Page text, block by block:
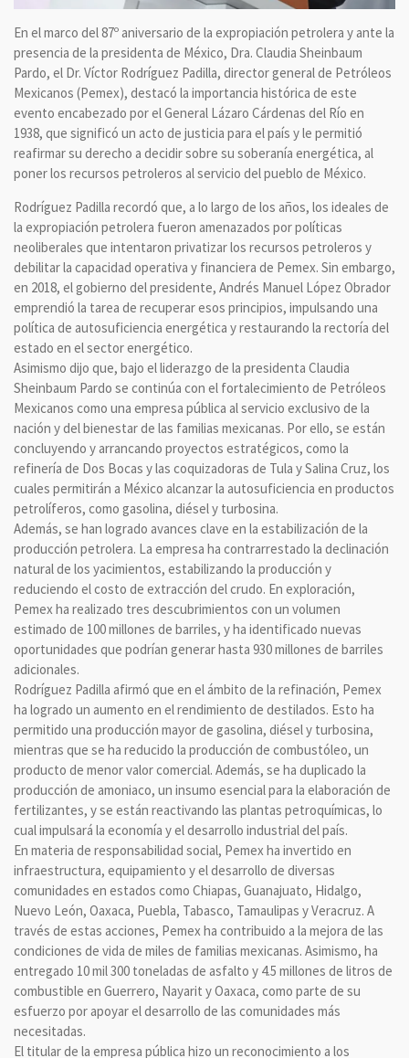
En el marco del 87º aniversario de la expropiación petrolera y ante la
presencia de la presidenta de México, Dra. Claudia Sheinbaum
Pardo, el Dr. Víctor Rodríguez Padilla, director general de Petróleos
Mexicanos (Pemex), destacó la importancia histórica de este
evento encabezado por el General Lázaro Cárdenas del Río en
1938, que significó un acto de justicia para el país y le permitió
reafirmar su derecho a decidir sobre su soberanía energética, al
poner los recursos petroleros al servicio del pueblo de México.
Rodríguez Padilla recordó que, a lo largo de los años, los ideales de
la expropiación petrolera fueron amenazados por políticas
neoliberales que intentaron privatizar los recursos petroleros y
debilitar la capacidad operativa y financiera de Pemex. Sin embargo,
en 2018, el gobierno del presidente, Andrés Manuel López Obrador
emprendió la tarea de recuperar esos principios, impulsando una
política de autosuficiencia energética y restaurando la rectoría del
estado en el sector energético.
Asimismo dijo que, bajo el liderazgo de la presidenta Claudia
Sheinbaum Pardo se continúa con el fortalecimiento de Petróleos
Mexicanos como una empresa pública al servicio exclusivo de la
nación y del bienestar de las familias mexicanas. Por ello, se están
concluyendo y arrancando proyectos estratégicos, como la
refinería de Dos Bocas y las coquizadoras de Tula y Salina Cruz, los
cuales permitirán a México alcanzar la autosuficiencia en productos
petrolíferos, como gasolina, diésel y turbosina.
Además, se han logrado avances clave en la estabilización de la
producción petrolera. La empresa ha contrarrestado la declinación
natural de los yacimientos, estabilizando la producción y
reduciendo el costo de extracción del crudo. En exploración,
Pemex ha realizado tres descubrimientos con un volumen
estimado de 100 millones de barriles, y ha identificado nuevas
oportunidades que podrían generar hasta 930 millones de barriles
adicionales.
Rodríguez Padilla afirmó que en el ámbito de la refinación, Pemex
ha logrado un aumento en el rendimiento de destilados. Esto ha
permitido una producción mayor de gasolina, diésel y turbosina,
mientras que se ha reducido la producción de combustóleo, un
producto de menor valor comercial. Además, se ha duplicado la
producción de amoniaco, un insumo esencial para la elaboración de
fertilizantes, y se están reactivando las plantas petroquímicas, lo
cual impulsará la economía y el desarrollo industrial del país.
En materia de responsabilidad social, Pemex ha invertido en
infraestructura, equipamiento y el desarrollo de diversas
comunidades en estados como Chiapas, Guanajuato, Hidalgo,
Nuevo León, Oaxaca, Puebla, Tabasco, Tamaulipas y Veracruz. A
través de estas acciones, Pemex ha contribuido a la mejora de las
condiciones de vida de miles de familias mexicanas. Asimismo, ha
entregado 10 mil 300 toneladas de asfalto y 4.5 millones de litros de
combustible en Guerrero, Nayarit y Oaxaca, como parte de su
esfuerzo por apoyar el desarrollo de las comunidades más
necesitadas.
El titular de la empresa pública hizo un reconocimiento a los